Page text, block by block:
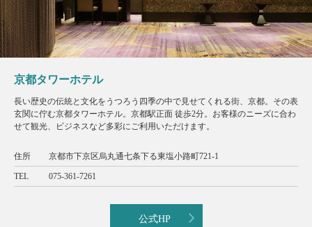
京都タワーホテル
長い歴史の伝統と文化をうつろう四季の中で見せてくれる街、京都。その表
玄関に佇む京都タワーホテル。京都駅正面 徒歩2分。お客様のニーズに合わ
せて観光、ビジネスなど多彩にご利用いただけます。
住所 京都市下京区烏丸通七条下る東塩小路町721-1
TEL 075-361-7261
公式HP